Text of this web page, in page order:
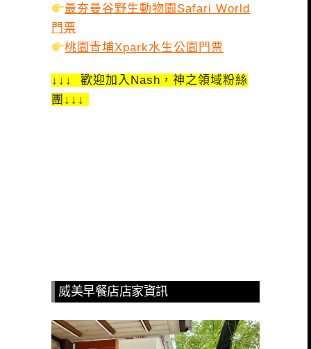
最夯曼谷野生動物園Safari World
門票
桃園青埔Xpark水生公園門票
↓↓↓ 歡迎加入Nash，神之領域粉絲
團↓↓↓
威美早餐店店家資訊